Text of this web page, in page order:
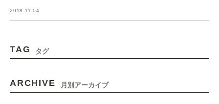
2018.11.04
TAG タグ
ARCHIVE 月別アーカイブ